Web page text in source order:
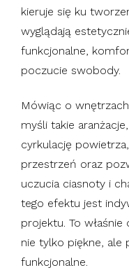
kieruje się ku
wyglądają
funkcjonalne,
poczucie swobody.
Mówiąc o
myśli takie
cyrkulację
przestrzeń oraz
uczucia ciasnoty i
tego efektu jest
projektu. To
nie tylko piękne, ale
funkcjonalne.